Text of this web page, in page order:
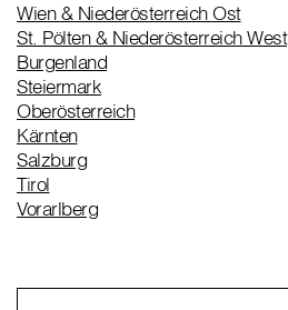
Wien & Niederösterreich Ost
St. Pölten & Niederösterreich West
Burgenland
Steiermark
Oberösterreich
Kärnten
Salzburg
Tirol
Vorarlberg